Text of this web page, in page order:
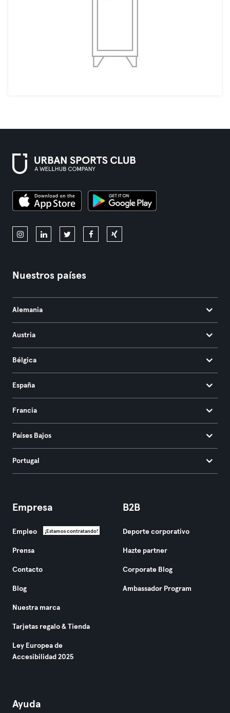
Nuestros países
Alemania
Austria
Bélgica
España
Francia
Países Bajos
Portugal
Empresa
Empleo ¡Estamos contratando!
Prensa
Contacto
Blog
Nuestra marca
Tarjetas regalo & Tienda
Ley Europea de
Accesibilidad 2025
B2B
Deporte corporativo
Hazte partner
Corporate Blog
Ambassador Program
Ayuda